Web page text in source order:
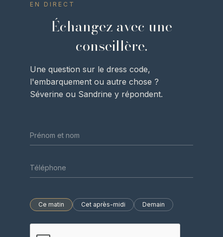
EN DIRECT
Échangez avec une
conseillère.
Une question sur le dress code,
l'embarquement ou autre chose ?
Séverine ou Sandrine y répondent.
Ce matin Cet après-midi Demain